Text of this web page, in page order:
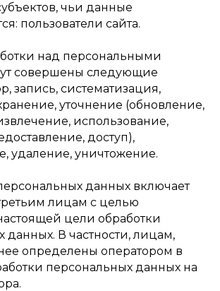
чьи данные
пользователи сайта.
над персональными
совершены следующие
запись, систематизация,
уточнение (обновление,
использование,
доступ),
удаление, уничтожение.
данных включает
лицам с целью
цели обработки
данных. В частности, лицам,
определены оператором в
персональных данных на